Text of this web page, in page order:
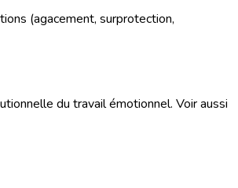
(agacement, surprotection,
du travail émotionnel. Voir aussi